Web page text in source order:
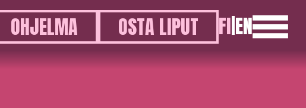
OHJELMA OSTA LIPUT FI|EN